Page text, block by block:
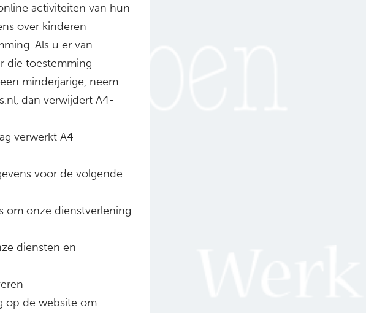
activiteiten van hun
over kinderen
Als u er van
die toestemming
minderjarige, neem
dan verwijdert A4-
verwerkt A4-
voor de volgende
om onze dienstverlening
diensten en
op de website om